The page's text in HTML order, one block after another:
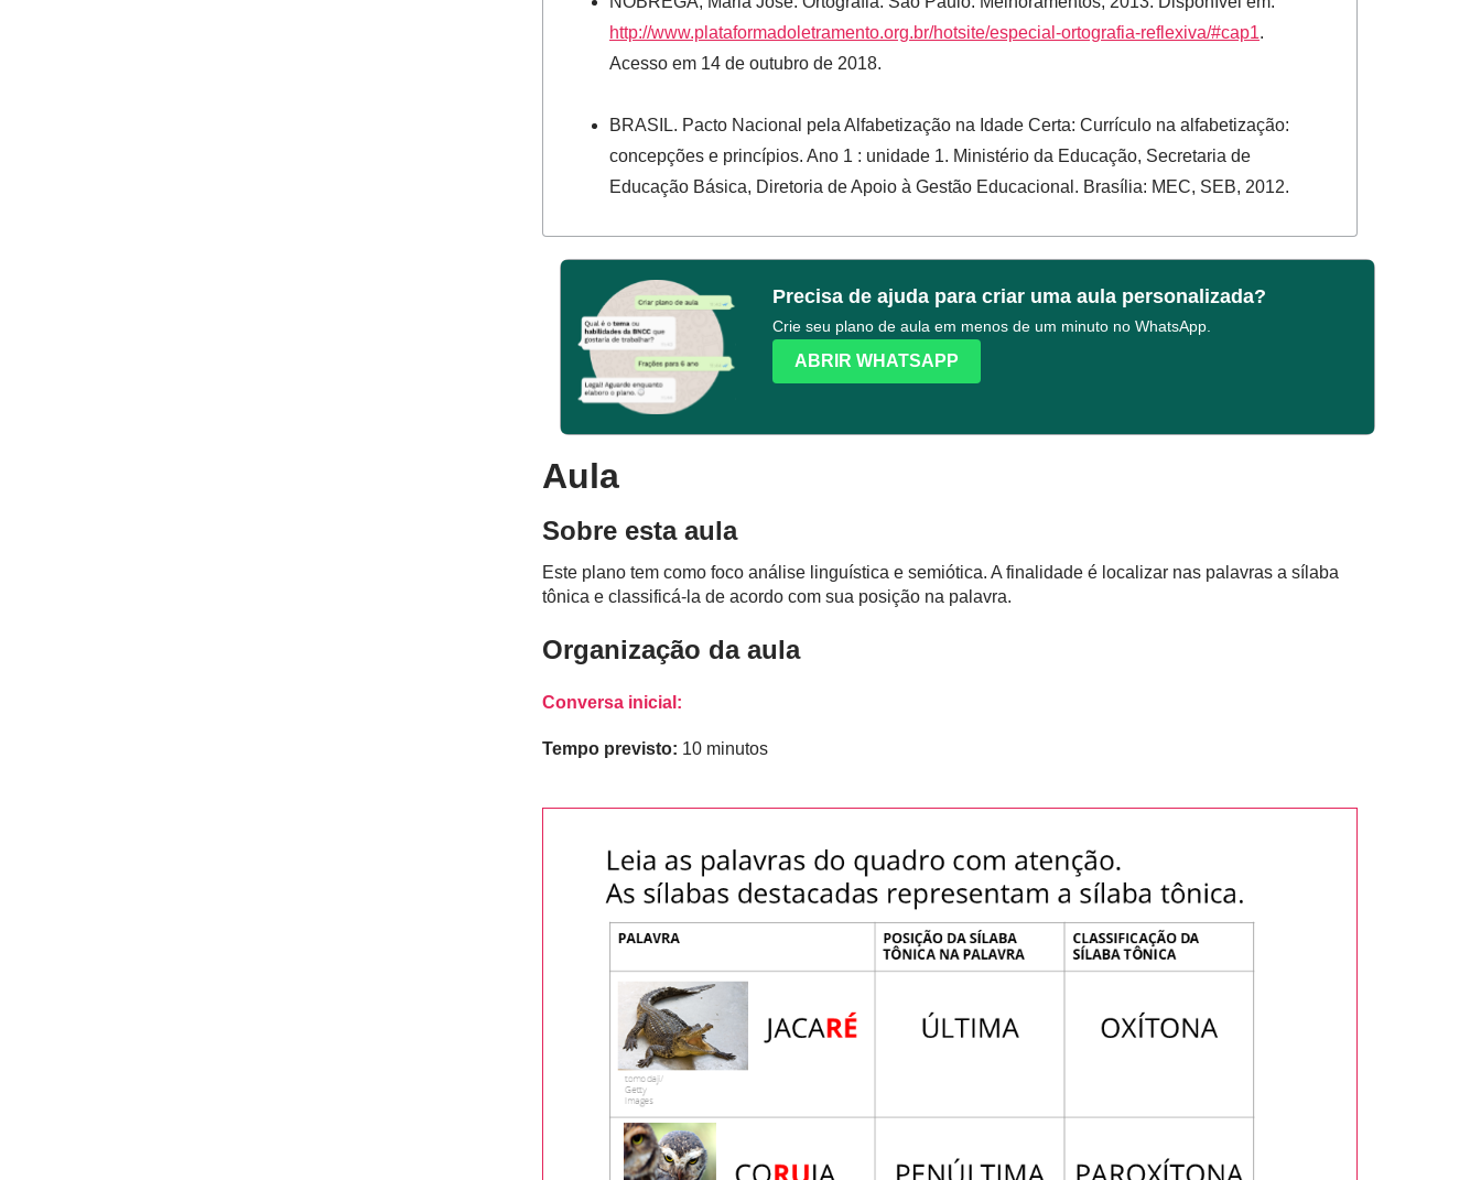
http://www.plataformadoletramento.org.br/hotsite/especial-ortografia-reflexiva/#cap1.
Acesso em 14 de outubro de 2018.
BRASIL. Pacto Nacional pela Alfabetização na Idade Certa: Currículo na alfabetização:
concepções e princípios. Ano 1 : unidade 1. Ministério da Educação, Secretaria de
Educação Básica, Diretoria de Apoio à Gestão Educacional. Brasília: MEC, SEB, 2012.
Precisa de ajuda para criar uma aula personalizada?
Crie seu plano de aula em menos de um minuto no WhatsApp.
ABRIR WHATSAPP
Aula
Sobre esta aula
Este plano tem como foco análise linguística e semiótica. A finalidade é localizar nas palavras a sílaba
tônica e classificá-la de acordo com sua posição na palavra.
Organização da aula
Conversa inicial:
Tempo previsto: 10 minutos